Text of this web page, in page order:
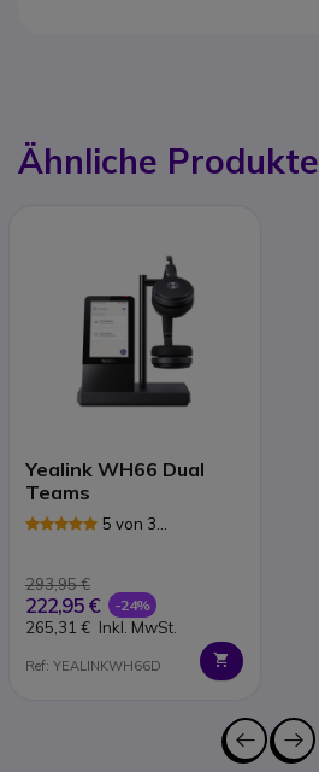
Ähnliche Produkte
Yealink WH66 Dual
Teams
5 von 3
293,95 €
222,95 € -24%
265,31 € Inkl. MwSt.
Ref: YEALINKWH66D